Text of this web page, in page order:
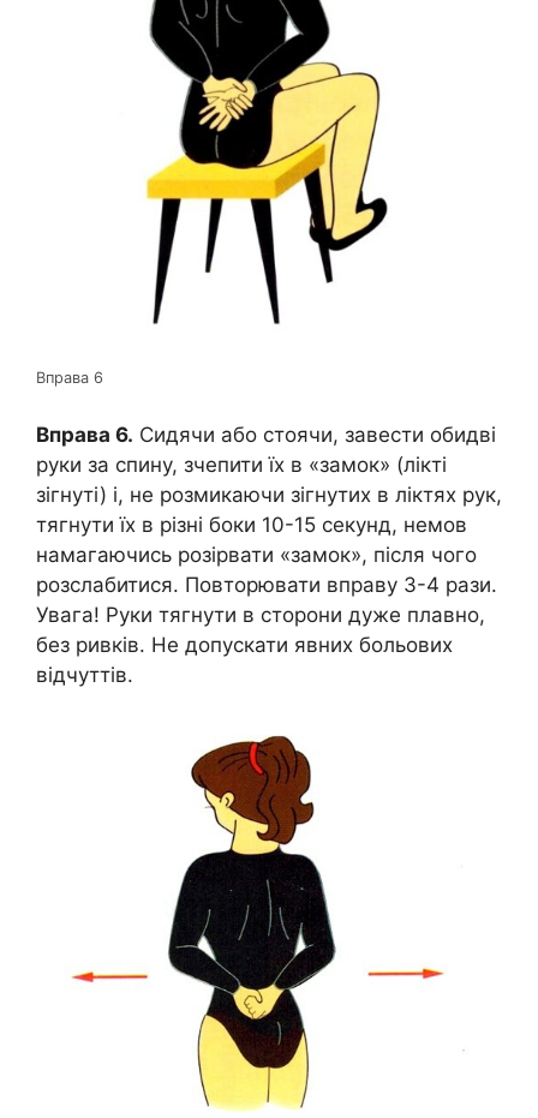
Вправа 6
Вправа 6. Сидячи або стоячи, завести обидві
руки за спину, зчепити їх в «замок» (лікті
зігнуті) і, не розмикаючи зігнутих в ліктях рук,
тягнути їх в різні боки 10-15 секунд, немов
намагаючись розірвати «замок», після чого
розслабитися. Повторювати вправу 3-4 рази.
Увага! Руки тягнути в сторони дуже плавно,
без ривків. Не допускати явних больових
відчуттів.